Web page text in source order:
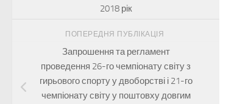
2018 рік
ПОПЕРЕДНЯ ПУБЛІКАЦІЯ
Запрошення та регламент
проведення 26-го чемпіонату світу з
гирьового спорту у двоборстві і 21-го
чемпіонату світу у поштовху довгим